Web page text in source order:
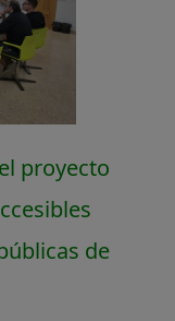
proyecto
de